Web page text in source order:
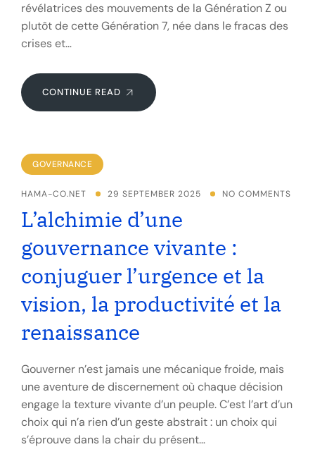
révélatrices des mouvements de la Génération Z ou
plutôt de cette Génération 7, née dans le fracas des
crises et…
CONTINUE READ
GOVERNANCE
HAMA-CO.NET 29 SEPTEMBER 2025 NO COMMENTS
L’alchimie d’une
gouvernance vivante :
conjuguer l’urgence et la
vision, la productivité et la
renaissance
Gouverner n’est jamais une mécanique froide, mais
une aventure de discernement où chaque décision
engage la texture vivante d’un peuple. C’est l’art d’un
choix qui n’a rien d’un geste abstrait : un choix qui
s’éprouve dans la chair du présent…